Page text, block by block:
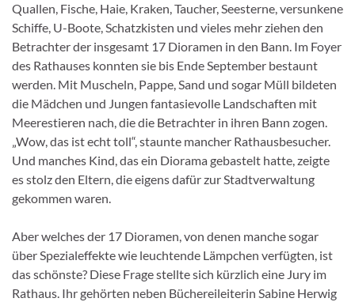
Quallen, Fische, Haie, Kraken, Taucher, Seesterne, versunkene
Schiffe, U-Boote, Schatzkisten und vieles mehr ziehen den
Betrachter der insgesamt 17 Dioramen in den Bann. Im Foyer
des Rathauses konnten sie bis Ende September bestaunt
werden. Mit Muscheln, Pappe, Sand und sogar Müll bildeten
die Mädchen und Jungen fantasievolle Landschaften mit
Meerestieren nach, die die Betrachter in ihren Bann zogen.
„Wow, das ist echt toll“, staunte mancher Rathausbesucher.
Und manches Kind, das ein Diorama gebastelt hatte, zeigte
es stolz den Eltern, die eigens dafür zur Stadtverwaltung
gekommen waren.
Aber welches der 17 Dioramen, von denen manche sogar
über Spezialeffekte wie leuchtende Lämpchen verfügten, ist
das schönste? Diese Frage stellte sich kürzlich eine Jury im
Rathaus. Ihr gehörten neben Büchereileiterin Sabine Herwig